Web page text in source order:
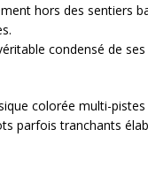
hors des sentiers
condensé de
colorée multi-
parfois tranchants